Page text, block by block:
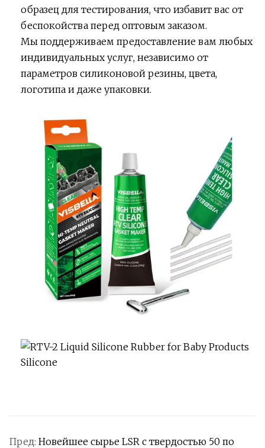
образец для тестирования, что избавит вас от
беспокойства перед оптовым заказом.
Мы поддерживаем предоставление вам любых
индивидуальных услуг, независимо от
параметров силиконовой резины, цвета,
логотипа и даже упаковки.
Пред: Новейшее сырье LSR с твердостью 50 по